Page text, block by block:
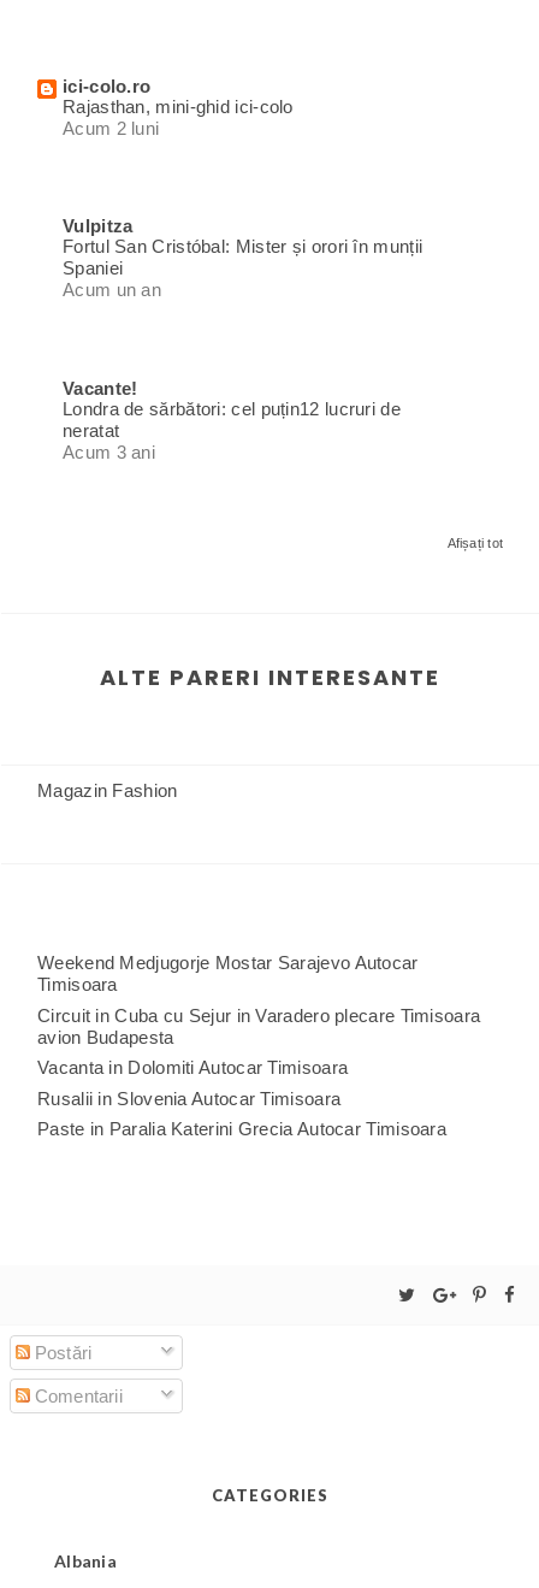
ici-colo.ro
Rajasthan, mini-ghid ici-colo
Acum 2 luni
Vulpitza
Fortul San Cristóbal: Mister și orori în munții
Spaniei
Acum un an
Vacante!
Londra de sărbători: cel puțin12 lucruri de
neratat
Acum 3 ani
Afișați tot
ALTE PARERI INTERESANTE
Magazin Fashion
Weekend Medjugorje Mostar Sarajevo Autocar
Timisoara
Circuit in Cuba cu Sejur in Varadero plecare Timisoara
avion Budapesta
Vacanta in Dolomiti Autocar Timisoara
Rusalii in Slovenia Autocar Timisoara
Paste in Paralia Katerini Grecia Autocar Timisoara
Postări
Comentarii
CATEGORIES
Albania